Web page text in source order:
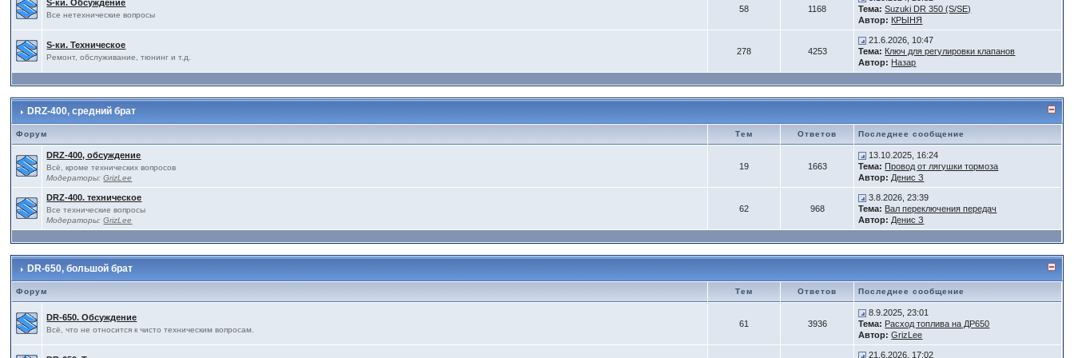
S-ки. Обсуждение
Все нетехнические вопросы
58 1168
Тема: Suzuki DR 350 (S/SE)
Автор: КРЫНЯ
S-ки. Техническое
Ремонт, обслуживание, тюнинг и т.д.
278 4253
21.6.2026, 10:47
Тема: Ключ для регулировки клапанов
Автор: Назар
DRZ-400, средний брат
Форум Тем Ответов Последнее сообщение
DRZ-400, обсуждение
Всё, кроме технических вопросов
Модераторы:GrizLee
19 1663
13.10.2025, 16:24
Тема: Провод от лягушки тормоза
Автор: Денис З
DRZ-400. техническое
Все технические вопросы
Модераторы:GrizLee
62 968
3.8.2026, 23:39
Тема: Вал переключения передач
Автор: Денис З
DR-650, большой брат
Форум Тем Ответов Последнее сообщение
DR-650. Обсуждение
Всё, что не относится к чисто техническим вопросам.
61 3936
8.9.2025, 23:01
Тема: Расход топлива на ДР650
Автор: GrizLee
21.6.2026, 17:02